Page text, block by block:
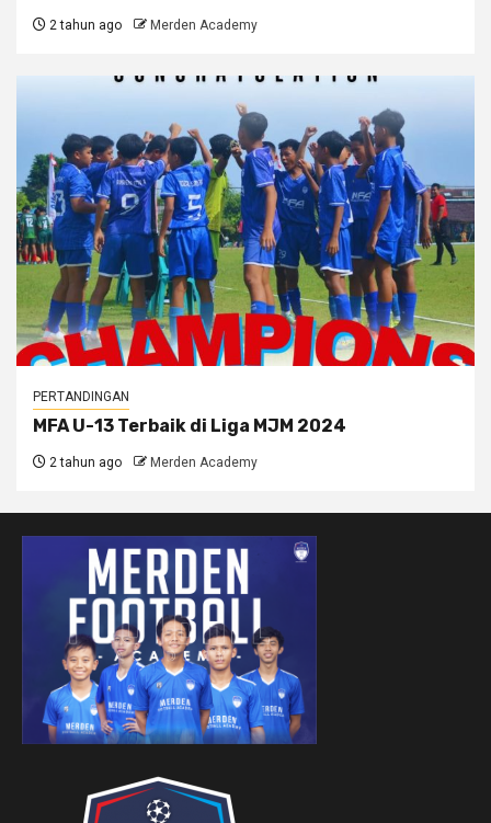
2 tahun ago Merden Academy
PERTANDINGAN
MFA U-13 Terbaik di Liga MJM 2024
2 tahun ago Merden Academy